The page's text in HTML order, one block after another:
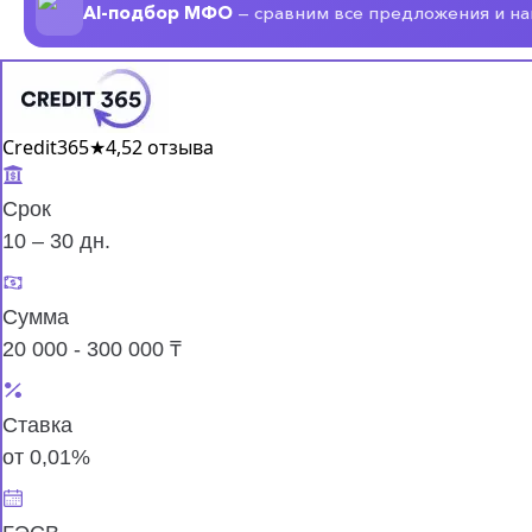
AI-подбор МФО — сравним все предложения и
Credit365★4,52 отзыва
Срок
10 – 30 дн.
Сумма
20 000 - 300 000 ₸
Ставка
от 0,01%